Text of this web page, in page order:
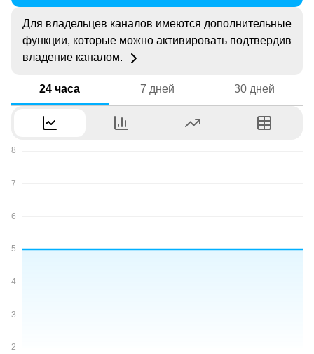
Для владельцев каналов имеются дополнительные
функции, которые можно активировать подтвердив
владение каналом.
24 часа 7 дней 30 дней